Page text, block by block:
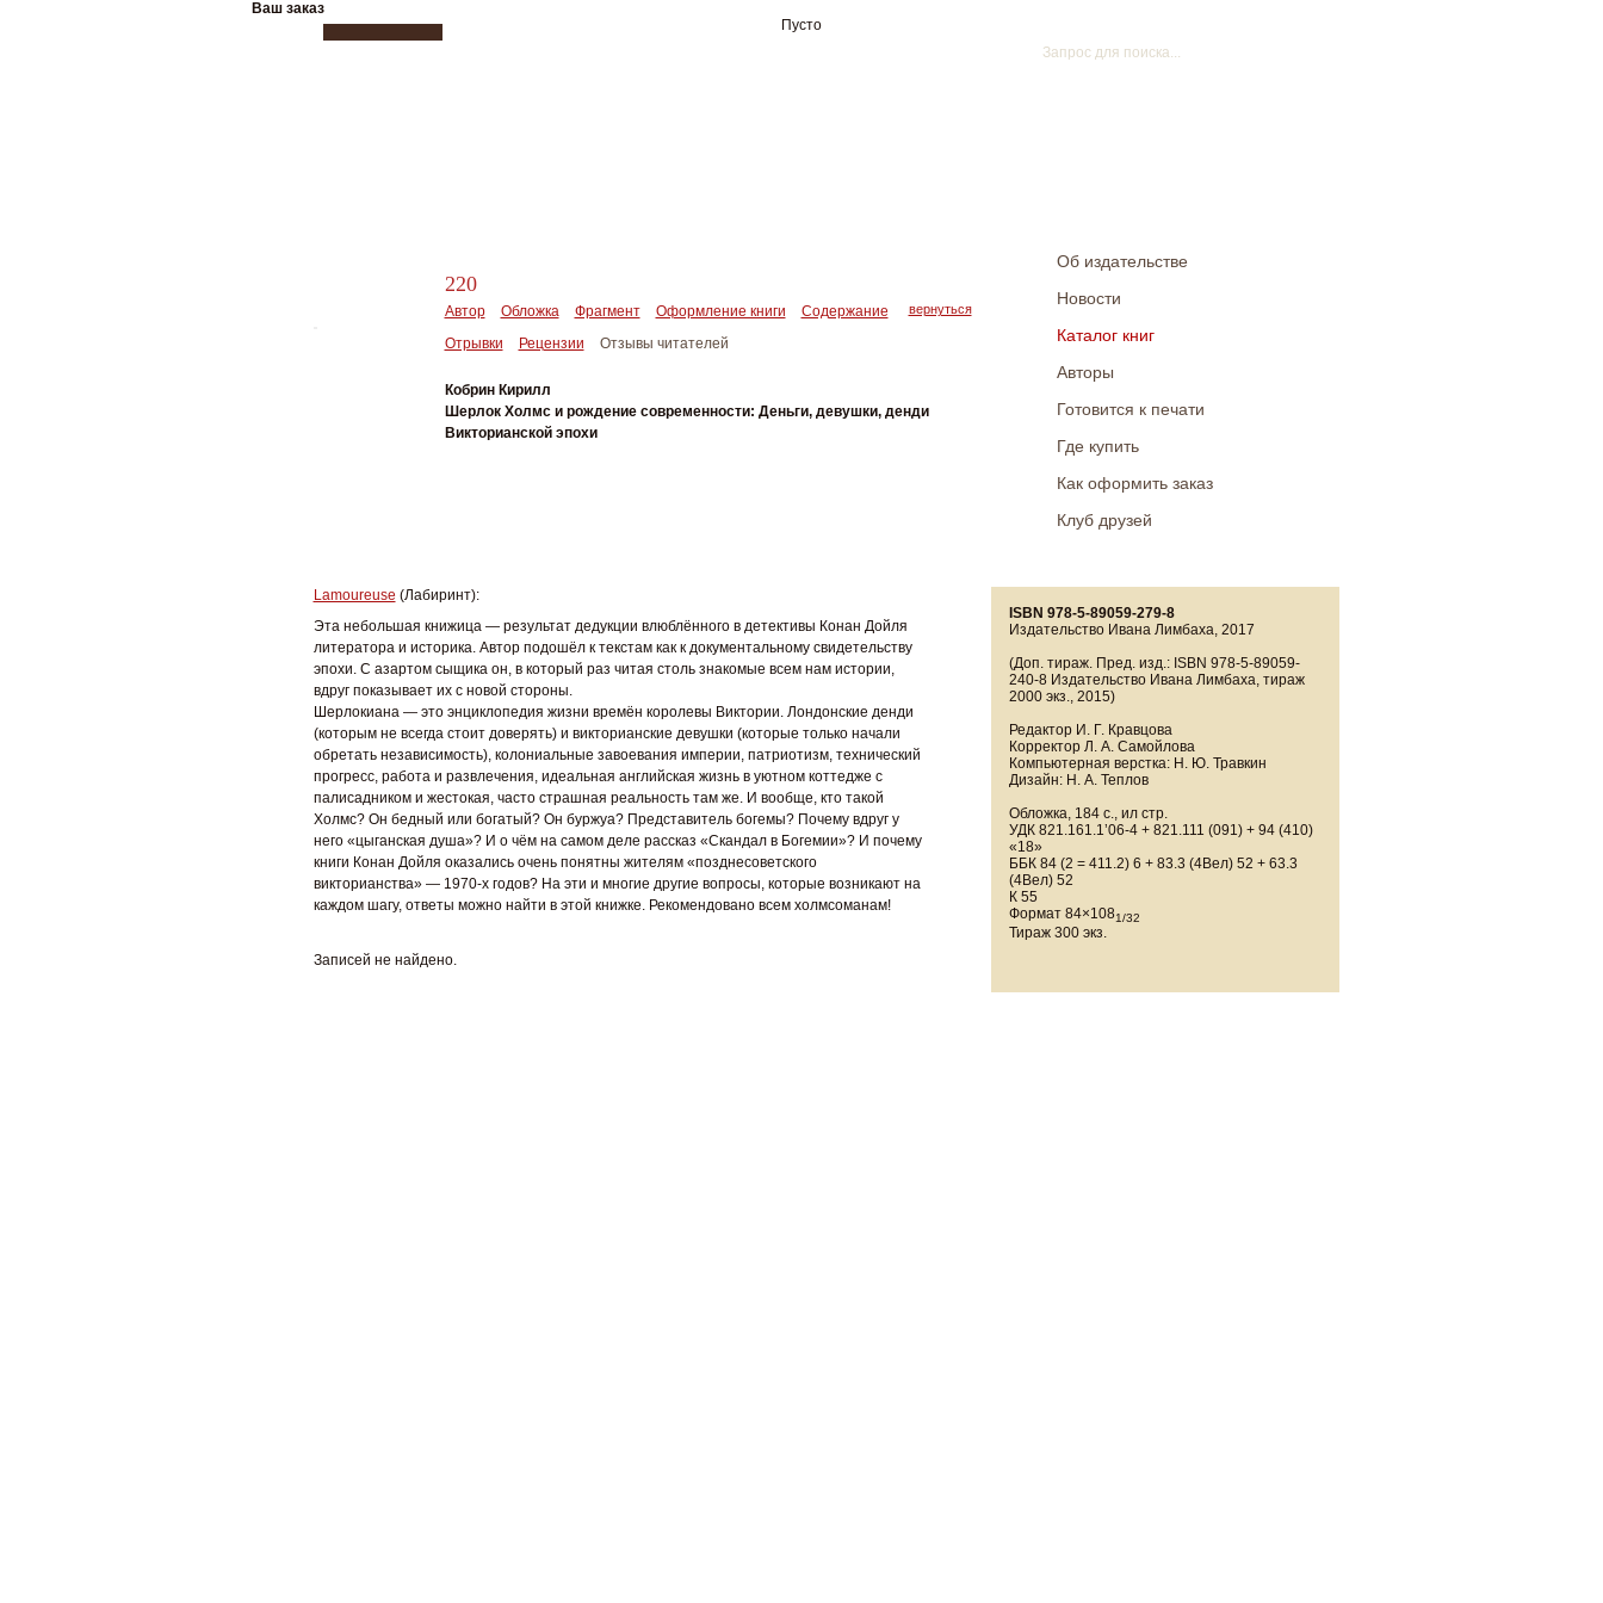
Ваш заказ
Пусто
Об издательстве
Новости
Каталог книг
Авторы
Готовится к печати
Где купить
Как оформить заказ
Клуб друзей
220
вернуться
Автор Обложка Фрагмент Оформление книги
Содержание
Отрывки
Рецензии Отзывы читателей
Кобрин Кирилл
Шерлок Холмс и рождение современности: Деньги, девушки, денди
Викторианской эпохи
Lamoureuse (Лабиринт):
Эта небольшая книжица — результат дедукции влюблённого в детективы Конан Дойля
литератора и историка. Автор подошёл к текстам как к документальному свидетельству
эпохи. С азартом сыщика он, в который раз читая столь знакомые всем нам истории,
вдруг показывает их с новой стороны.
Шерлокиана — это энциклопедия жизни времён королевы Виктории. Лондонские денди
(которым не всегда стоит доверять) и викторианские девушки (которые только начали
обретать независимость), колониальные завоевания империи, патриотизм, технический
прогресс, работа и развлечения, идеальная английская жизнь в уютном коттедже с
палисадником и жестокая, часто страшная реальность там же. И вообще, кто такой
Холмс? Он бедный или богатый? Он буржуа? Представитель богемы? Почему вдруг у
него «цыганская душа»? И о чём на самом деле рассказ «Скандал в Богемии»? И почему
книги Конан Дойля оказались очень понятны жителям «позднесоветского
викторианства» — 1970-х годов? На эти и многие другие вопросы, которые возникают на
каждом шагу, ответы можно найти в этой книжке. Рекомендовано всем холмсоманам!
Записей не найдено.
ISBN 978-5-89059-279-8
Издательство Ивана Лимбаха, 2017
(Доп. тираж. Пред. изд.: ISBN 978-5-89059-
240-8 Издательство Ивана Лимбаха, тираж
2000 экз., 2015)
Редактор И. Г. Кравцова
Корректор Л. А. Самойлова
Компьютерная верстка: Н. Ю. Травкин
Дизайн: Н. А. Теплов
Обложка, 184 с., ил стр.
УДК 821.161.1’06-4 + 821.111 (091) + 94 (410)
«18»
ББК 84 (2 = 411.2) 6 + 83.3 (4Вел) 52 + 63.3
(4Вел) 52
К 55
Формат 84×1081/32
Тираж 300 экз.